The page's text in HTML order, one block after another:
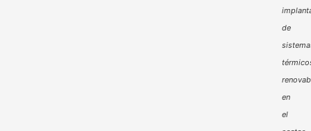
de
en
el